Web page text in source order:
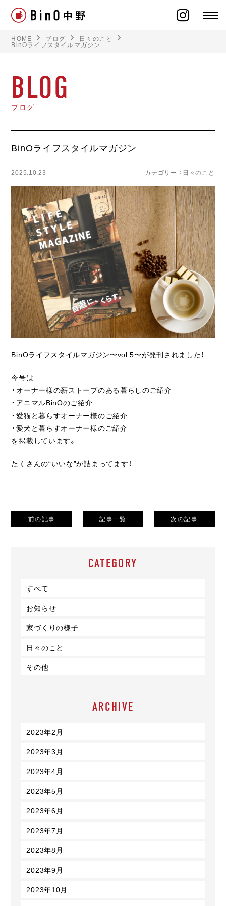
ラインナップ
施工事例
オーナー様の声
モデルハウス
ライフスタイル
クオリティ
お知らせ
ブログ
会社概要
スタッフ紹介
HOME ブログ 日々のこと
BinOライフスタイルマガジン
BLOG
ブログ
BinOライフスタイルマガジン
2025.10.23 カテゴリー ： 日々のこと
BinOライフスタイルマガジン〜vol.5〜が発刊されました！
今号は
・オーナー様の薪ストーブのある暮らしのご紹介
・アニマルBinOのご紹介
・愛猫と暮らすオーナー様のご紹介
・愛犬と暮らすオーナー様のご紹介
を掲載しています。
たくさんの“いいな”が詰まってます！
前の記事 記事一覧 次の記事
CATEGORY
すべて
お知らせ
家づくりの様子
日々のこと
その他
ARCHIVE
2023年2月
2023年3月
2023年4月
2023年5月
2023年6月
2023年7月
2023年8月
2023年9月
2023年10月